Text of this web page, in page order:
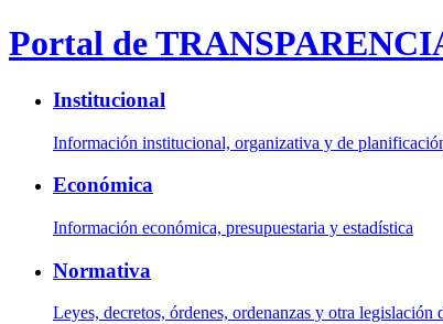
Portal de
Institucional
Información institucional, organizativa y de
Económica
Información económica, presupuestaria y estadística
Normativa
Leyes, decretos, órdenes, ordenanzas y otra